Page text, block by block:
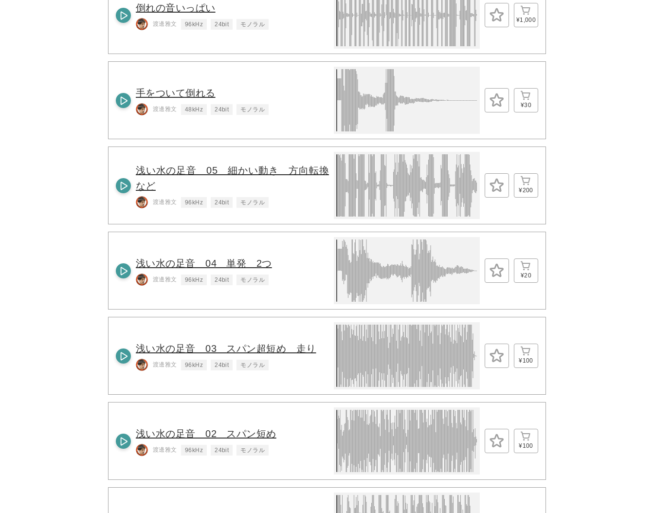
倒れの音いっぱい
渡邊雅文 96kHz 24bit モノラル
¥1,000
手をついて倒れる
渡邊雅文 48kHz 24bit モノラル
¥30
浅い水の足音 05 細かい動き 方向転換
など
渡邊雅文 96kHz 24bit モノラル
¥200
浅い水の足音 04 単発 2つ
渡邊雅文 96kHz 24bit モノラル
¥20
浅い水の足音 03 スパン超短め 走り
渡邊雅文 96kHz 24bit モノラル
¥100
浅い水の足音 02 スパン短め
渡邊雅文 96kHz 24bit モノラル
¥100